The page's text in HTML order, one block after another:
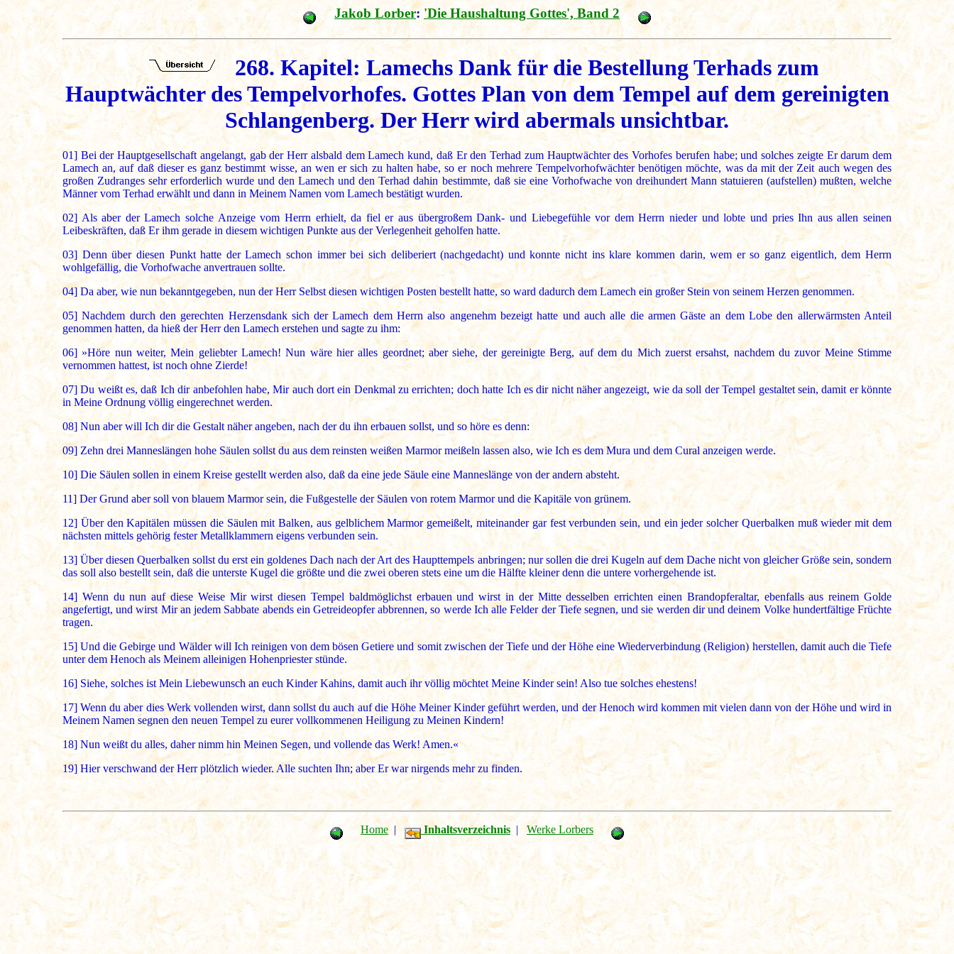
Jakob Lorber: 'Die Haushaltung Gottes', Band 2
268. Kapitel: Lamechs Dank für die Bestellung Terhads zum
Hauptwächter des Tempelvorhofes. Gottes Plan von dem Tempel auf dem gereinigten
Schlangenberg. Der Herr wird abermals unsichtbar.
01] Bei der Hauptgesellschaft angelangt, gab der Herr alsbald dem Lamech kund, daß Er den Terhad zum Hauptwächter des Vorhofes berufen habe; und solches zeigte Er darum dem
Lamech an, auf daß dieser es ganz bestimmt wisse, an wen er sich zu halten habe, so er noch mehrere Tempelvorhofwächter benötigen möchte, was da mit der Zeit auch wegen des
großen Zudranges sehr erforderlich wurde und den Lamech und den Terhad dahin bestimmte, daß sie eine Vorhofwache von dreihundert Mann statuieren (aufstellen) mußten, welche
Männer vom Terhad erwählt und dann in Meinem Namen vom Lamech bestätigt wurden.
02] Als aber der Lamech solche Anzeige vom Herrn erhielt, da fiel er aus übergroßem Dank- und Liebegefühle vor dem Herrn nieder und lobte und pries Ihn aus allen seinen
Leibeskräften, daß Er ihm gerade in diesem wichtigen Punkte aus der Verlegenheit geholfen hatte.
03] Denn über diesen Punkt hatte der Lamech schon immer bei sich deliberiert (nachgedacht) und konnte nicht ins klare kommen darin, wem er so ganz eigentlich, dem Herrn
wohlgefällig, die Vorhofwache anvertrauen sollte.
04] Da aber, wie nun bekanntgegeben, nun der Herr Selbst diesen wichtigen Posten bestellt hatte, so ward dadurch dem Lamech ein großer Stein von seinem Herzen genommen.
05] Nachdem durch den gerechten Herzensdank sich der Lamech dem Herrn also angenehm bezeigt hatte und auch alle die armen Gäste an dem Lobe den allerwärmsten Anteil
genommen hatten, da hieß der Herr den Lamech erstehen und sagte zu ihm:
06] »Höre nun weiter, Mein geliebter Lamech! Nun wäre hier alles geordnet; aber siehe, der gereinigte Berg, auf dem du Mich zuerst ersahst, nachdem du zuvor Meine Stimme
vernommen hattest, ist noch ohne Zierde!
07] Du weißt es, daß Ich dir anbefohlen habe, Mir auch dort ein Denkmal zu errichten; doch hatte Ich es dir nicht näher angezeigt, wie da soll der Tempel gestaltet sein, damit er könnte
in Meine Ordnung völlig eingerechnet werden.
08] Nun aber will Ich dir die Gestalt näher angeben, nach der du ihn erbauen sollst, und so höre es denn:
09] Zehn drei Manneslängen hohe Säulen sollst du aus dem reinsten weißen Marmor meißeln lassen also, wie Ich es dem Mura und dem Cural anzeigen werde.
10] Die Säulen sollen in einem Kreise gestellt werden also, daß da eine jede Säule eine Manneslänge von der andern absteht.
11] Der Grund aber soll von blauem Marmor sein, die Fußgestelle der Säulen von rotem Marmor und die Kapitäle von grünem.
12] Über den Kapitälen müssen die Säulen mit Balken, aus gelblichem Marmor gemeißelt, miteinander gar fest verbunden sein, und ein jeder solcher Querbalken muß wieder mit dem
nächsten mittels gehörig fester Metallklammern eigens verbunden sein.
13] Über diesen Querbalken sollst du erst ein goldenes Dach nach der Art des Haupttempels anbringen; nur sollen die drei Kugeln auf dem Dache nicht von gleicher Größe sein, sondern
das soll also bestellt sein, daß die unterste Kugel die größte und die zwei oberen stets eine um die Hälfte kleiner denn die untere vorhergehende ist.
14] Wenn du nun auf diese Weise Mir wirst diesen Tempel baldmöglichst erbauen und wirst in der Mitte desselben errichten einen Brandopferaltar, ebenfalls aus reinem Golde
angefertigt, und wirst Mir an jedem Sabbate abends ein Getreideopfer abbrennen, so werde Ich alle Felder der Tiefe segnen, und sie werden dir und deinem Volke hundertfältige Früchte
tragen.
15] Und die Gebirge und Wälder will Ich reinigen von dem bösen Getiere und somit zwischen der Tiefe und der Höhe eine Wiederverbindung (Religion) herstellen, damit auch die Tiefe
unter dem Henoch als Meinem alleinigen Hohenpriester stünde.
16] Siehe, solches ist Mein Liebewunsch an euch Kinder Kahins, damit auch ihr völlig möchtet Meine Kinder sein! Also tue solches ehestens!
17] Wenn du aber dies Werk vollenden wirst, dann sollst du auch auf die Höhe Meiner Kinder geführt werden, und der Henoch wird kommen mit vielen dann von der Höhe und wird in
Meinem Namen segnen den neuen Tempel zu eurer vollkommenen Heiligung zu Meinen Kindern!
18] Nun weißt du alles, daher nimm hin Meinen Segen, und vollende das Werk! Amen.«
19] Hier verschwand der Herr plötzlich wieder. Alle suchten Ihn; aber Er war nirgends mehr zu finden.
Home | Inhaltsverzeichnis| Werke Lorbers